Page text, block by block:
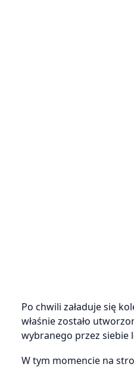
Po chwili załaduje się
właśnie zostało
wybranego przez siebie
W tym momencie na